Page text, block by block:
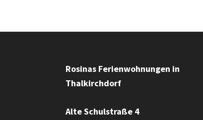
Rosinas Ferienwohnungen in
Thalkirchdorf
Alte Schulstraße 4